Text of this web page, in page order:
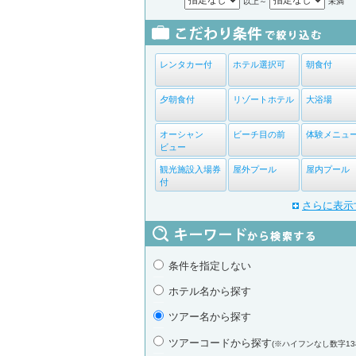
レンタカー付 ホテル選択可 朝食付
夕朝食付 リゾートホテル 大浴場
オーシャン
ビュー
ビーチ目の前 体験メニュ
観光施設入場券
付
屋外プール 屋内プール
さらに表示
条件を指定しない
ホテル名から探す
ツアー名から探す
ツアーコードから探す(※ハイフンなし数字13